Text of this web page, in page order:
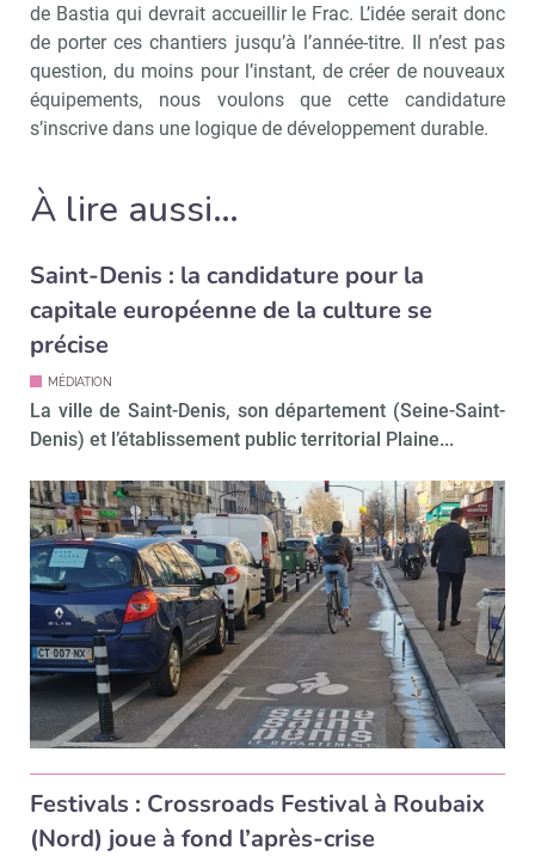
de Bastia qui devrait accueillir le Frac. L’idée serait donc
de porter ces chantiers jusqu’à l’année-titre. Il n’est pas
question, du moins pour l’instant, de créer de nouveaux
équipements, nous voulons que cette candidature
s’inscrive dans une logique de développement durable.
À lire aussi…
Saint-Denis : la candidature pour la
capitale européenne de la culture se
précise
MÉDIATION
La ville de Saint-Denis, son département (Seine-Saint-
Denis) et l’établissement public territorial Plaine...
Festivals : Crossroads Festival à Roubaix
(Nord) joue à fond l’après-crise